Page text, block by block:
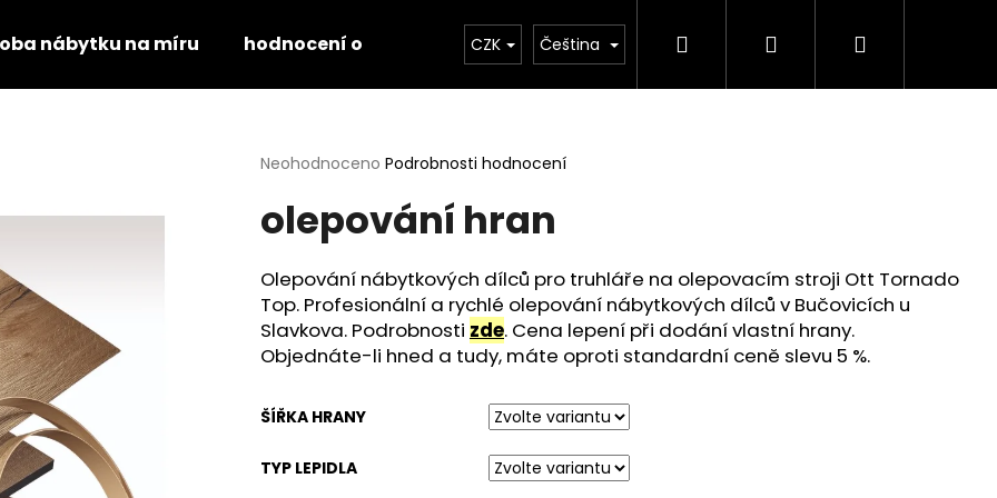
nábytku na míru hodnocení obchodu kontakt
CZK Čeština Hledat PřihlášeníNákupní
Průměrné
produktu
je
z
5
hvězdiček.
Neohodnoceno Podrobnosti hodnocení
olepování hran
Olepování nábytkových dílců pro truhláře na olepovacím stroji Ott Tornado
Top. Profesionální a rychlé olepování nábytkových dílců v Bučovicích u
Slavkova. Podrobnosti zde. Cena lepení při dodání vlastní hrany.
Objednáte-li hned a tudy, máte oproti standardní ceně slevu 5 %.
ŠÍŘKA HRANY
TYP LEPIDLA
HLEDAT
DESKA HALIFAX PŘÍRODNÍ
STOLOVÁ DESKA PŮLKRUH NEBRASKA